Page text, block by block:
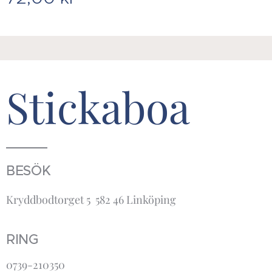
Stickaboa
BESÖK
Kryddbodtorget 5 582 46 Linköping
RING
0739-210350